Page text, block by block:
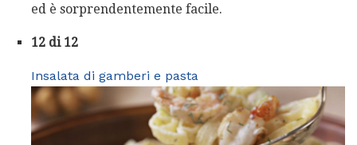
ed è sorprendentemente facile.
12 di 12
Insalata di gamberi e pasta